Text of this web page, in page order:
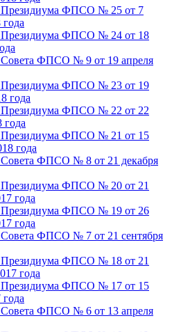
Президиума ФПСО № 25 от 7
Президиума ФПСО № 24 от 18
Совета ФПСО № 9 от 19 апреля
Президиума ФПСО № 23 от 19
года
Президиума ФПСО № 22 от 22
года
Президиума ФПСО № 21 от 15
года
Совета ФПСО № 8 от 21 декабря
Президиума ФПСО № 20 от 21
года
Президиума ФПСО № 19 от 26
года
Совета ФПСО № 7 от 21 сентября
Президиума ФПСО № 18 от 21
года
Президиума ФПСО № 17 от 15
Совета ФПСО № 6 от 13 апреля